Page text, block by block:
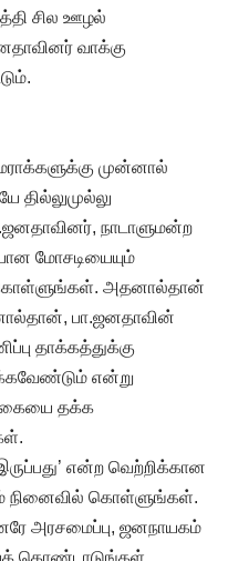
சில ஊழல்
வாக்கு
முன்னால்
தில்லுமுல்லு
நாடாளுமன்ற
மோசடியையும்
அதனால்தான்
பா.ஜனதாவின்
தாக்கத்துக்கு
என்று
தக்க
என்ற வெற்றிக்கான
நினைவில் கொள்ளுங்கள்.
அரசமைப்பு, ஜனநாயகம்
கொண்டாடுங்கள்.